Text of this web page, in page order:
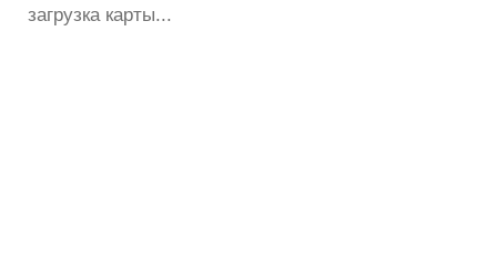
загрузка карты...